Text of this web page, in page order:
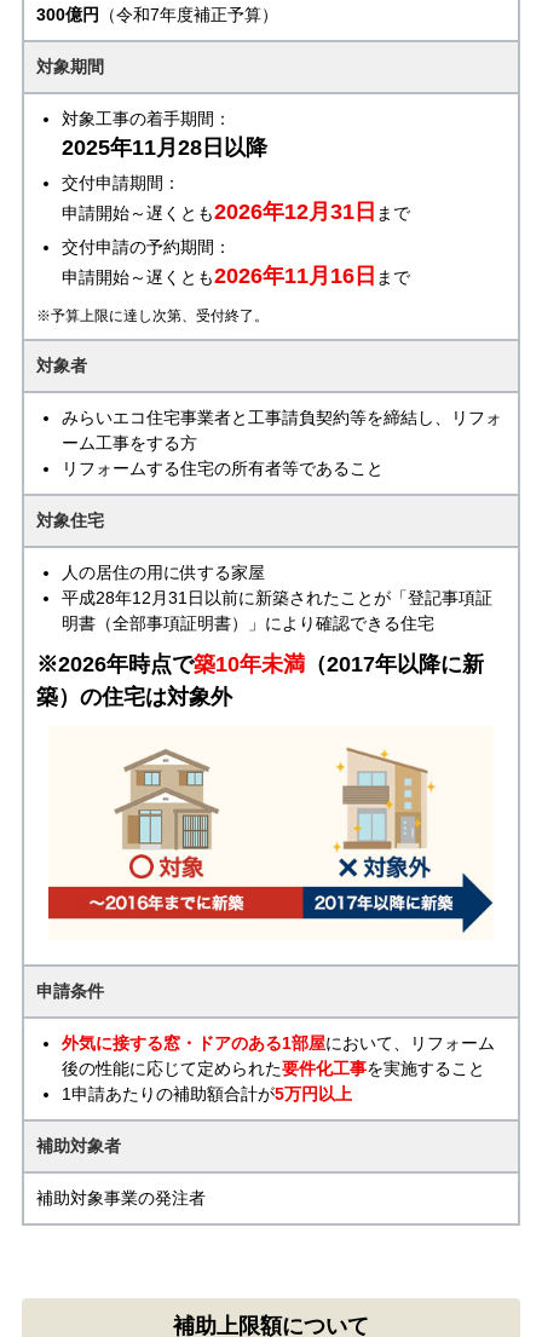
300億円 （令和7年度補正予算）
対象期間
対象工事の着手期間：
2025年11月28日以降
交付申請期間：
申請開始～遅くとも2026年12月31日 まで
交付申請の予約期間：
申請開始～遅くとも2026年11月16日 まで
※予算上限に達し次第、受付終了。
対象者
みらいエコ住宅事業者と工事請負契約等を締結し、リフォ
ーム工事をする方
リフォームする住宅の所有者等であること
対象住宅
人の居住の用に供する家屋
平成28年12月31日以前に新築されたことが「登記事項証
明書（全部事項証明書）」により確認できる住宅
※2026年時点で築10年未満 （2017年以降に新
築）の住宅は対象外
申請条件
外気に接する窓・ドアのある1部屋において、リフォーム
後の性能に応じて定められた要件化工事を実施すること
1申請あたりの補助額合計が5万円以上
補助対象者
補助対象事業の発注者
補助上限額について